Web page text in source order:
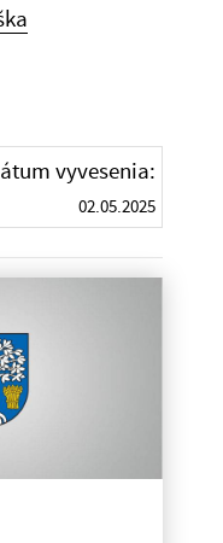
vyvesenia:
02.05.2025